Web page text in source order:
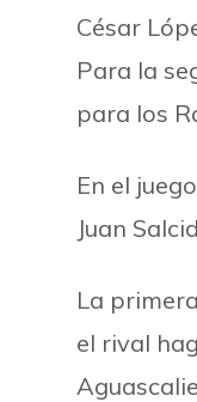
César
Para la
para los
En el
Juan
La
el rival